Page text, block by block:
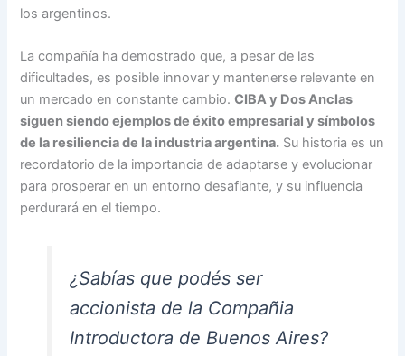
los argentinos.
La compañía ha demostrado que, a pesar de las
dificultades, es posible innovar y mantenerse relevante en
un mercado en constante cambio.CIBA y Dos Anclas
siguen siendo ejemplos de éxito empresarial y símbolos
de la resiliencia de la industria argentina. Su historia es un
recordatorio de la importancia de adaptarse y evolucionar
para prosperar en un entorno desafiante, y su influencia
perdurará en el tiempo.
¿Sabías que podés ser
accionista de la Compañia
Introductora de Buenos Aires?